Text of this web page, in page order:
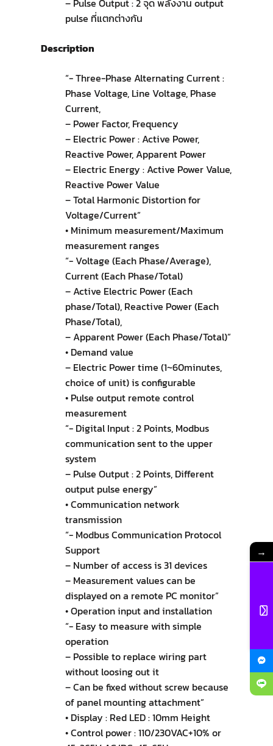
– Pulse Output : 2 จุด พลังงาน output
pulse ที่แตกต่างกัน
Description
“- Three-Phase Alternating Current :
Phase Voltage, Line Voltage, Phase
Current,
– Power Factor, Frequency
– Electric Power : Active Power,
Reactive Power, Apparent Power
– Electric Energy : Active Power Value,
Reactive Power Value
– Total Harmonic Distortion for
Voltage/Current”
• Minimum measurement/Maximum
measurement ranges
“- Voltage (Each Phase/Average),
Current (Each Phase/Total)
– Active Electric Power (Each
phase/Total), Reactive Power (Each
Phase/Total),
– Apparent Power (Each Phase/Total)”
• Demand value
– Electric Power time (1~60minutes,
choice of unit) is configurable
• Pulse output remote control
measurement
“- Digital Input : 2 Points, Modbus
communication sent to the upper
system
– Pulse Output : 2 Points, Different
output pulse energy”
• Communication network
transmission
“- Modbus Communication Protocol
Support
– Number of access is 31 devices
– Measurement values can be
displayed on a remote PC monitor”
• Operation input and installation
“- Easy to measure with simple
operation
– Possible to replace wiring part
without loosing out it
– Can be fixed without screw because
of panel mounting attachment”
• Display : Red LED : 10mm Height
• Control power : 110/230VAC+10% or
→